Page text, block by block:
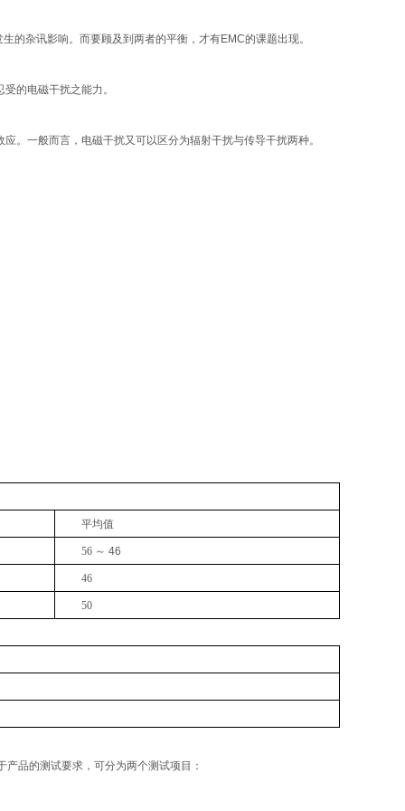
的杂讯影响。而要顾及到两者的平衡，才有EMC的课题出现。
的电磁干扰之能力。
。一般而言，电磁干扰又可以区分为辐射干扰与传导干扰两种。
平均值
56 ～ 46
46
50
产品的测试要求，可分为两个测试项目：